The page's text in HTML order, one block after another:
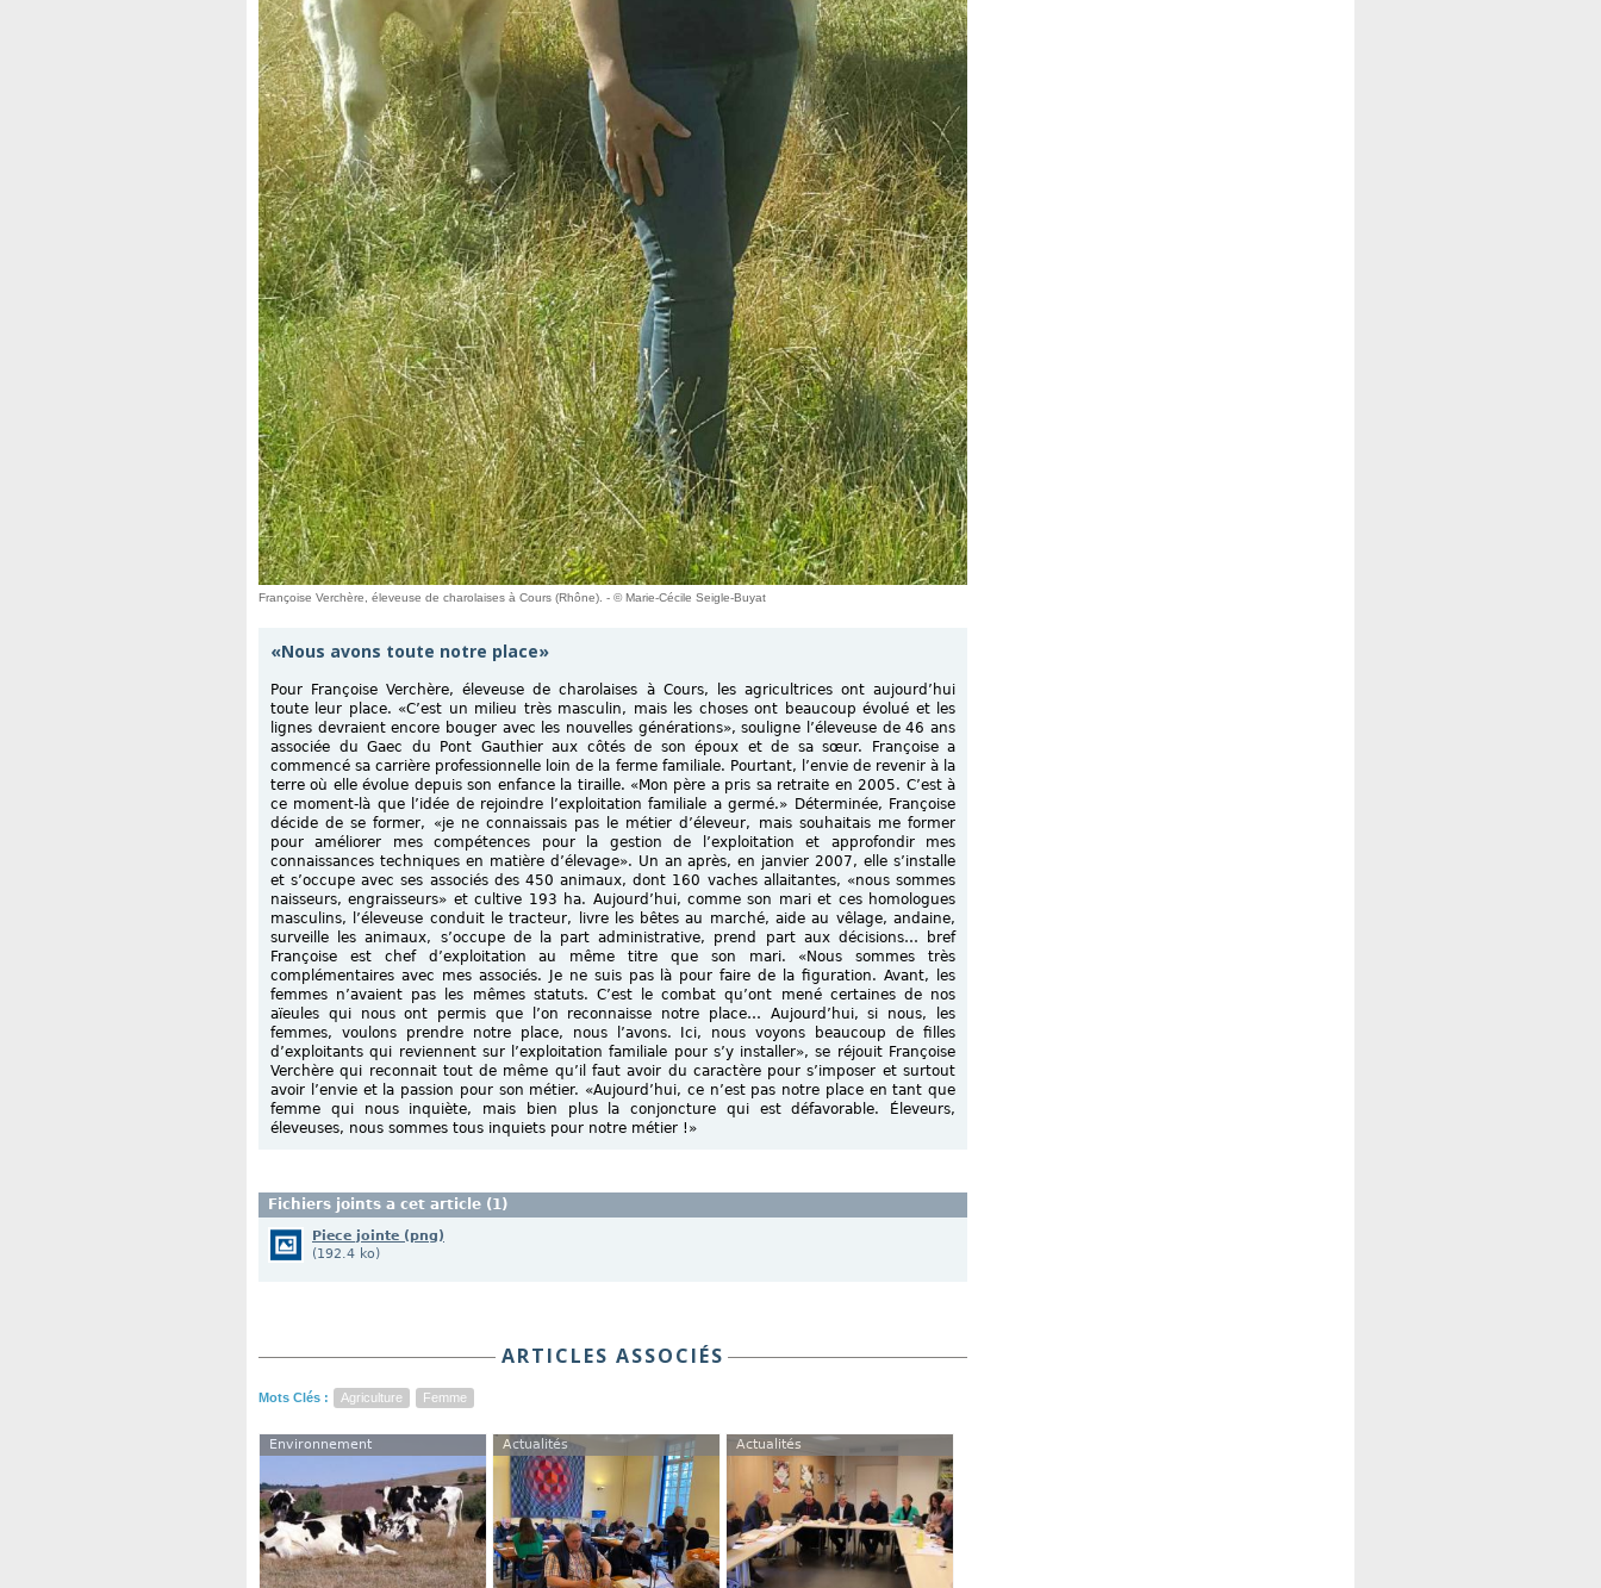
Françoise Verchère, éleveuse de charolaises à Cours (Rhône). - © Marie-Cécile Seigle-Buyat
«Nous avons toute notre place»
Pour Françoise Verchère, éleveuse de charolaises à Cours, les agricultrices ont aujourd’hui
toute leur place. «C’est un milieu très masculin, mais les choses ont beaucoup évolué et les
lignes devraient encore bouger avec les nouvelles générations», souligne l’éleveuse de 46 ans
associée du Gaec du Pont Gauthier aux côtés de son époux et de sa sœur. Françoise a
commencé sa carrière professionnelle loin de la ferme familiale. Pourtant, l’envie de revenir à la
terre où elle évolue depuis son enfance la tiraille. «Mon père a pris sa retraite en 2005. C’est à
ce moment-là que l’idée de rejoindre l’exploitation familiale a germé.» Déterminée, Françoise
décide de se former, «je ne connaissais pas le métier d’éleveur, mais souhaitais me former
pour améliorer mes compétences pour la gestion de l’exploitation et approfondir mes
connaissances techniques en matière d’élevage». Un an après, en janvier 2007, elle s’installe
et s’occupe avec ses associés des 450 animaux, dont 160 vaches allaitantes, «nous sommes
naisseurs, engraisseurs» et cultive 193 ha. Aujourd’hui, comme son mari et ces homologues
masculins, l’éleveuse conduit le tracteur, livre les bêtes au marché, aide au vêlage, andaine,
surveille les animaux, s’occupe de la part administrative, prend part aux décisions… bref
Françoise est chef d’exploitation au même titre que son mari. «Nous sommes très
complémentaires avec mes associés. Je ne suis pas là pour faire de la figuration. Avant, les
femmes n’avaient pas les mêmes statuts. C’est le combat qu’ont mené certaines de nos
aïeules qui nous ont permis que l’on reconnaisse notre place… Aujourd’hui, si nous, les
femmes, voulons prendre notre place, nous l’avons. Ici, nous voyons beaucoup de filles
d’exploitants qui reviennent sur l’exploitation familiale pour s’y installer», se réjouit Françoise
Verchère qui reconnait tout de même qu’il faut avoir du caractère pour s’imposer et surtout
avoir l’envie et la passion pour son métier. «Aujourd’hui, ce n’est pas notre place en tant que
femme qui nous inquiète, mais bien plus la conjoncture qui est défavorable. Éleveurs,
éleveuses, nous sommes tous inquiets pour notre métier !»
Fichiers joints a cet article (1)
Piece jointe (png)
(192.4 ko)
ARTICLES ASSOCIÉS
Mots Clés : Agriculture Femme
Environnement Actualités Actualités